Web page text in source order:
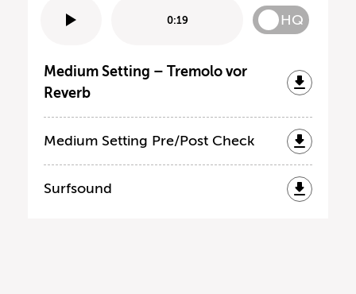
0:19 HQ
Medium Setting – Tremolo vor
Reverb
Medium Setting Pre/Post Check
Surfsound